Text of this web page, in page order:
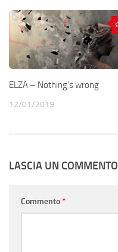
ELZA – Nothing’s wrong
12/01/2019
LASCIA UN COMMENTO
Commento*